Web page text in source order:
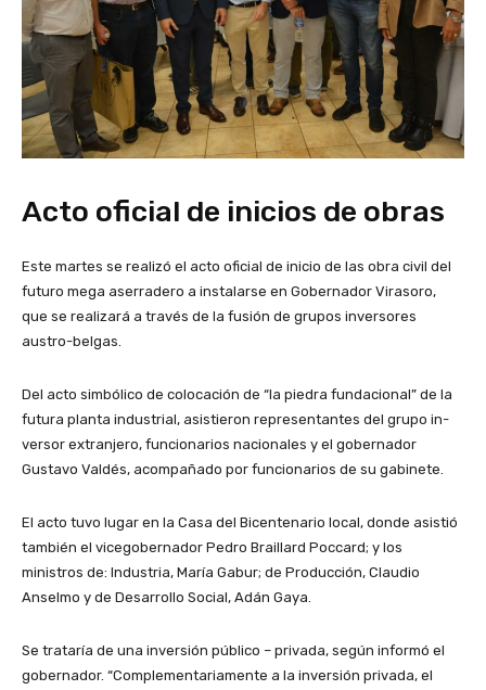
Acto oficial de inicios de obras
Este martes se realizó el acto oficial de inicio de las obra civil del
futuro mega aserrade­ro a instalarse en Gobernador Virasoro,
que se realizará a través de la fusión de grupos inversores
austro-belgas.
Del acto simbólico de colocación de “la piedra fundacional” de la
futura planta industrial, asistieron representantes del grupo in­
versor extranjero, funciona­rios nacionales y el gober­nador
Gustavo Valdés, acompañado por funcionarios de su gabinete.
El acto tuvo lugar en la Casa del Bicentenario local, donde asistió
también el vicegobernador Pedro Braillard Poccard; y los
ministros de: Industria, María Gabur; de Producción, Claudio
Anselmo y de Desarrollo Social, Adán Gaya.
Se trataría de una inversión público – privada, según informó el
gobernador. “Complementariamente a la inversión privada, el